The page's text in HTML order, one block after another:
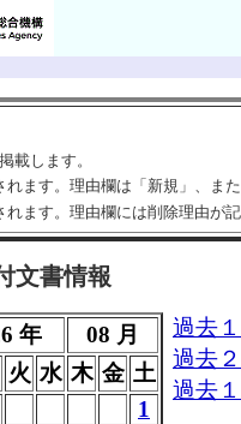
載します。
ます。理由欄は「新規」、ま
ます。理由欄には削除理由が
文書情報
年
08 月
火 水 木 金 土
1
過去
過去
過去